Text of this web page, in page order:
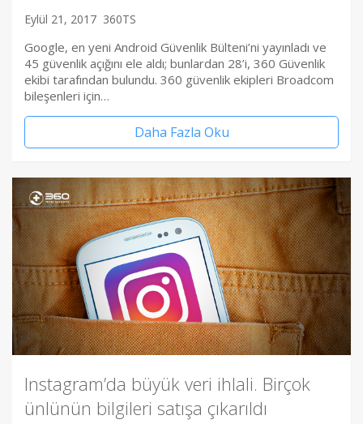
Eylül 21, 2017 360TS
Google, en yeni Android Güvenlik Bülteni’ni yayınladı ve
45 güvenlik açığını ele aldı; bunlardan 28’i, 360 Güvenlik
ekibi tarafından bulundu. 360 güvenlik ekipleri Broadcom
bileşenleri için…
Daha Fazla Oku
Instagram’da büyük veri ihlali. Birçok
ünlünün bilgileri satışa çıkarıldı